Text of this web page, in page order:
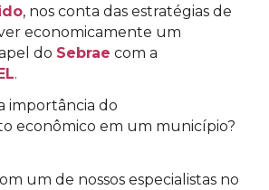
, nos conta das estratégias de
economicamente um
do Sebrae com a
.
importância do
econômico em um município?
um de nossos especialistas no